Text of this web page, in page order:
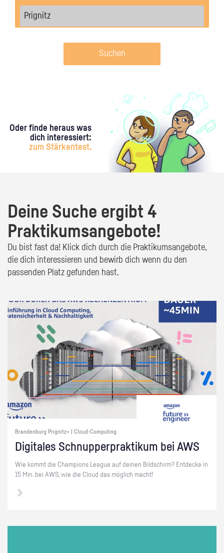
Suchen
Oder finde heraus was
dich interessiert:
zum Stärkentest.
Deine Suche ergibt 4
Praktikumsangebote!
Du bist fast da! Klick dich durch die Praktikumsangebote,
die dich interessieren und bewirb dich wenn du den
passenden Platz gefunden hast.
Brandenburg Prignitz+ | Cloud-Computing
Di­gi­ta­les Schnup­per­prak­ti­kum bei AWS
Wie kommt die Cham­pi­ons Le­ague auf dei­nen Bild­schirm? Ent­de­cke in
15 Min. bei AWS, wie die Cloud das mög­lich macht!